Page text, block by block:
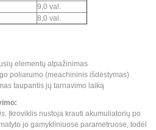
9,0 val.
8,0 val.
elementų atpažinimas
poliarumo (meachininis išdėstymas)
taupantis jų tarnavimo laiką
Įkroviklis nustoja krauti akumuliatorių po
jo gamykliniuose parametruose, todėl